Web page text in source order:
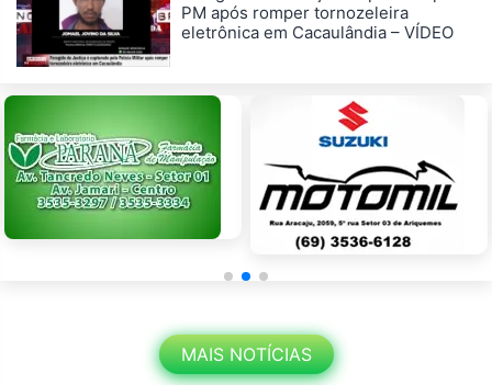
PM após romper tornozeleira
eletrônica em Cacaulândia – VÍDEO
MAIS NOTÍCIAS